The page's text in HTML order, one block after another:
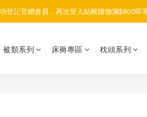
登記官網會員，再次登入結帳購物滿$800即
被類系列 床褥專區 枕頭系列